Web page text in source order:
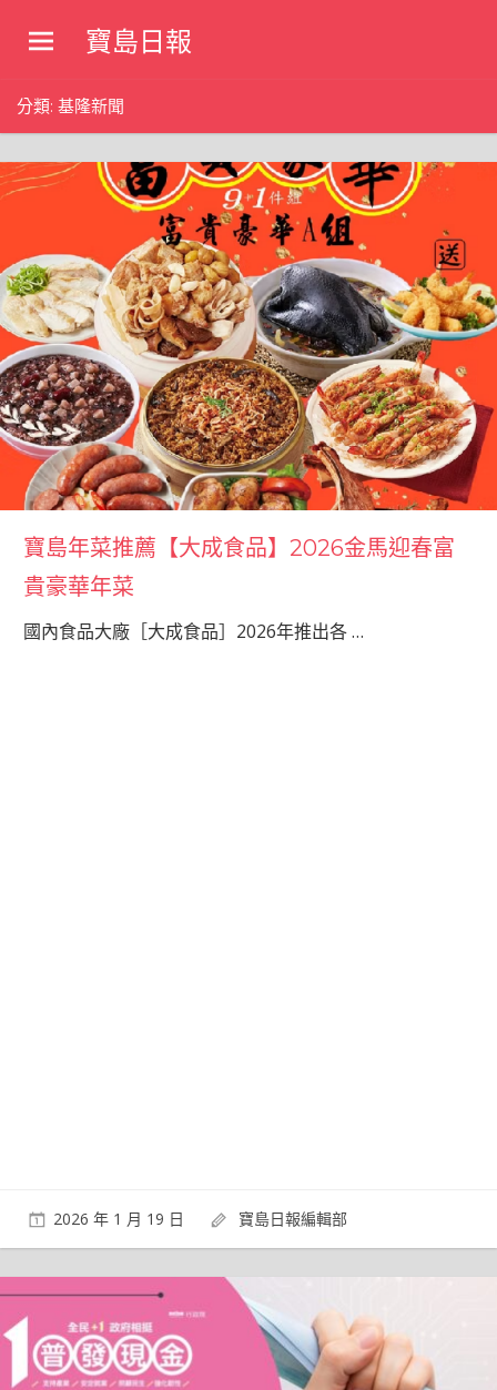
寶島日報
島
網
分類: 基隆新聞
寶島年菜推薦【大成食品】2026金馬迎春富
貴豪華年菜
國內食品大廠［大成食品］2026年推出各…
2026 年 1 月 19 日 寶島日報編輯部